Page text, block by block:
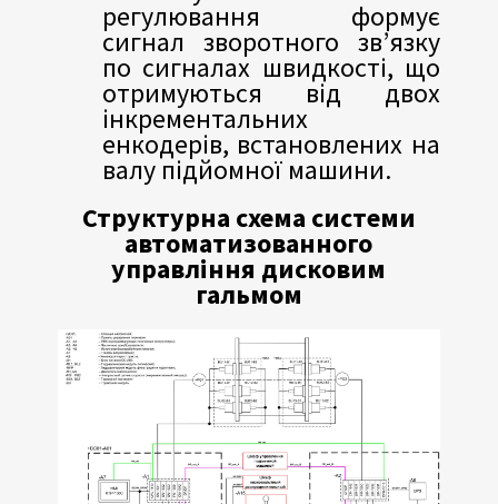
регулювання формує
сигнал зворотного зв’язку
по сигналах швидкості, що
отримуються від двох
інкрементальних
енкодерів, встановлених на
валу підйомної машини.
Структурна схема системи
автоматизованного
управління дисковим
гальмом